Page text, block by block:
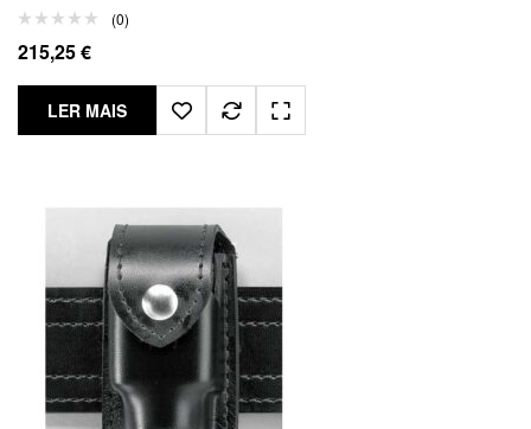
(0)
215,25€
LER MAIS